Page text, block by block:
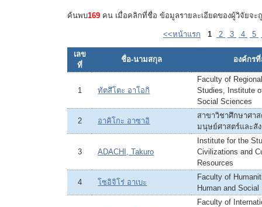
ค้นพบ169 คน เมื่อคลิกที่ชื่อ ข้อมูลรายละเอียดของผู้วิจัยจะ
<<หน้าแรก 1 2 3 4 5
เลข
ที่
ชื่อ-นามสกุล องค์กร
1 ทัตสึโตะ อาโอกิ
Faculty of
Studies, Institute
Social Sciences
2 อาคิโกะ อาซาอิ
สาขาวิชาศึกษาศา
มนุษย์ศาสตร์และสั
3 ADACHI, Takuro
Institute for the
Civilizations and
Resources
4 โซอิจิโร่ อาเบะ
Faculty of
Human and
Faculty of